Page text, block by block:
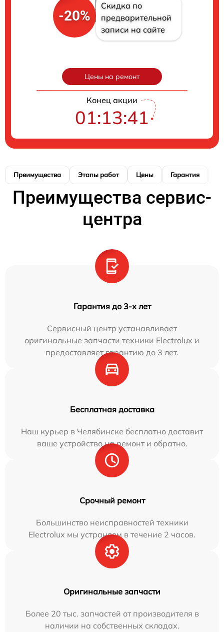
-20%
Скидка по
предварительной
записи на сайте
Цены на ремонт
Конец акции
01:13:40
Преимущества Этапы работ Цены Гарантия
Преимущества сервис-
центра
Гарантия до 3-х лет
Сервисный центр устанавливает
оригинальные запчасти техники Electrolux и
предоставляет гарантию до 3 лет.
Бесплатная доставка
Наш курьер в Челябинске бесплатно доставит
ваше устройство на ремонт и обратно.
Срочный ремонт
Большинство неисправностей техники
Electrolux мы устраняем в течение 2 часов.
Оригинальные запчасти
Более 20 тыс. запчастей от производителя в
наличии на собственных складах.